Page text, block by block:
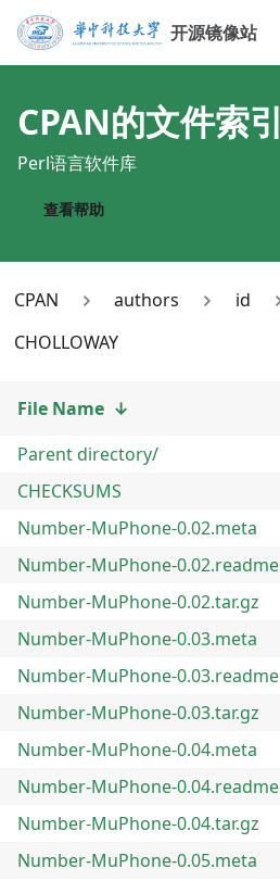
开源镜像站
CPAN的文件索引
Perl语言软件库
查看帮助
CPAN authors id
CHOLLOWAY
File Name ↓
Parent directory/
CHECKSUMS
Number-MuPhone-0.02.meta
Number-MuPhone-0.02.readme
Number-MuPhone-0.02.tar.gz
Number-MuPhone-0.03.meta
Number-MuPhone-0.03.readme
Number-MuPhone-0.03.tar.gz
Number-MuPhone-0.04.meta
Number-MuPhone-0.04.readme
Number-MuPhone-0.04.tar.gz
Number-MuPhone-0.05.meta